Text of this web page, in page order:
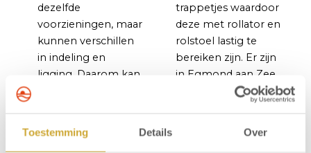
Toestemming Details Over
dezelfde
voorzieningen, maar
kunnen verschillen
in indeling en
ligging. Daarom kan
Alleen de etages in
trappetjes waardoor
deze met rollator en
rolstoel lastig te
bereiken zijn. Er zijn
in Egmond aan Zee
accommodaties die
wel zijn aangepast,
contact op met de